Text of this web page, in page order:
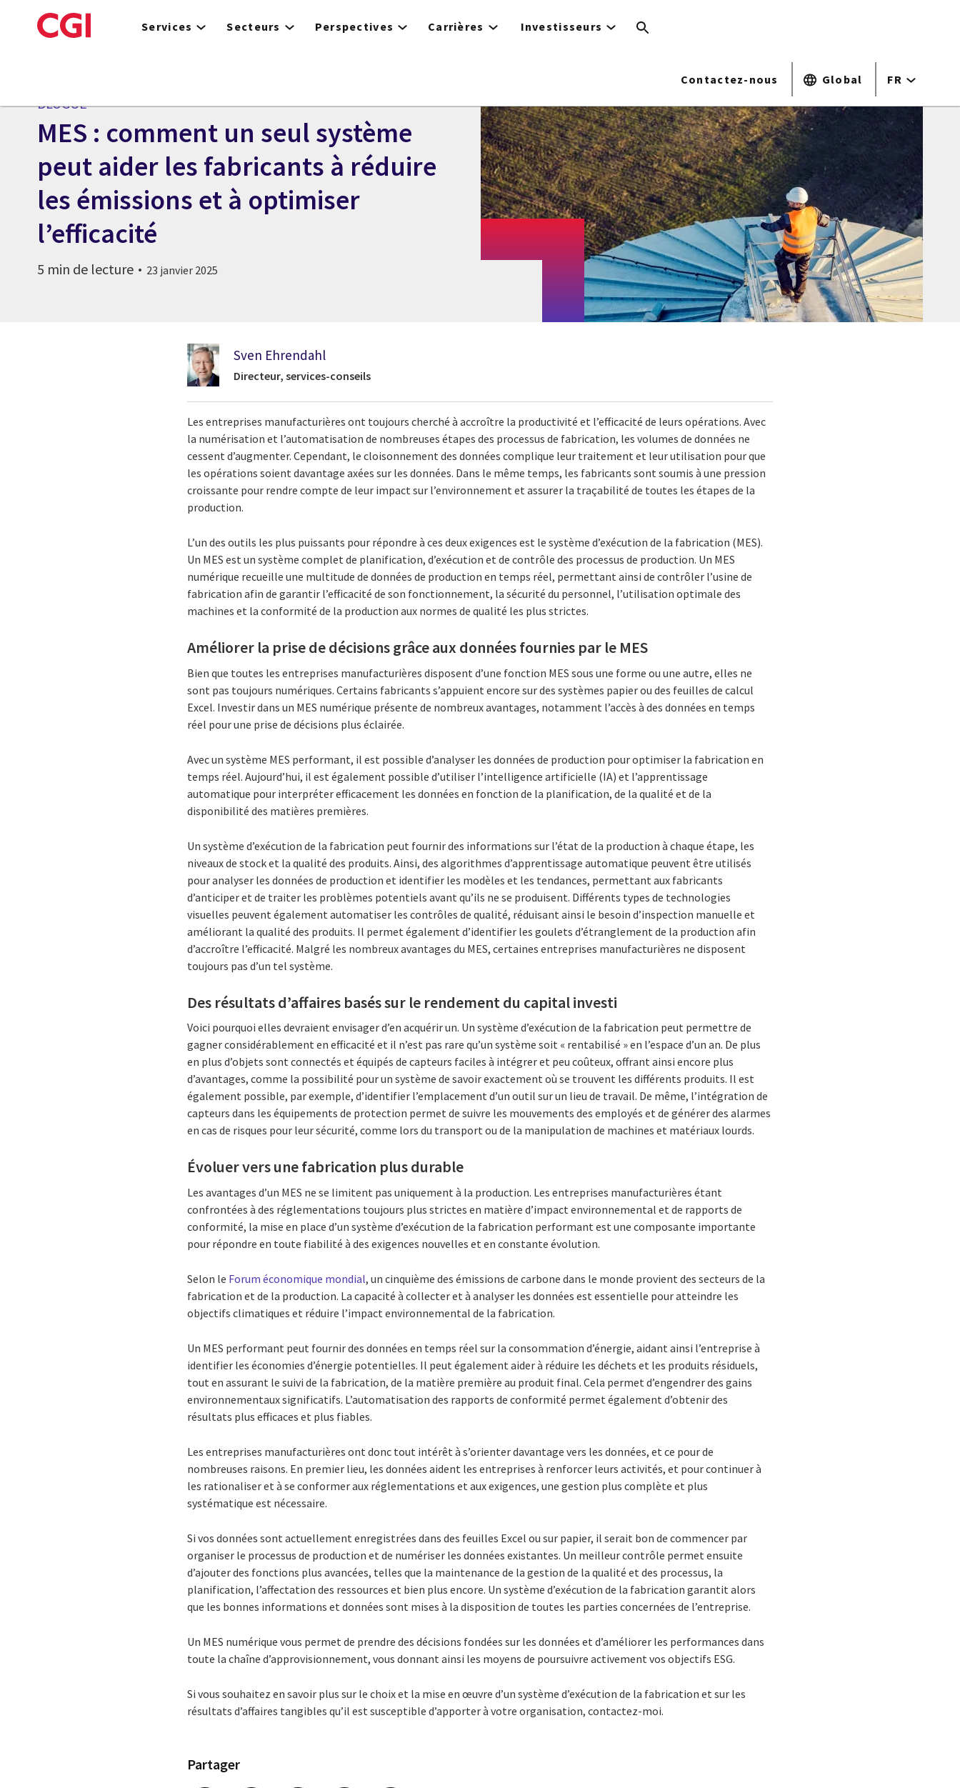
to
Services Secteurs Perspectives Carrières Investisseurs
Contactez-nous Global FR
BLOGUE
MES : comment un seul système
peut aider les fabricants à réduire
les émissions et à optimiser
l’efficacité
5 min de lecture 23 janvier 2025
Sven Ehrendahl
Directeur, services-conseils
Les entreprises manufacturières ont toujours cherché à accroître la productivité et l’efficacité de leurs opérations. Avec
la numérisation et l’automatisation de nombreuses étapes des processus de fabrication, les volumes de données ne
cessent d’augmenter. Cependant, le cloisonnement des données complique leur traitement et leur utilisation pour que
les opérations soient davantage axées sur les données. Dans le même temps, les fabricants sont soumis à une pression
croissante pour rendre compte de leur impact sur l’environnement et assurer la traçabilité de toutes les étapes de la
production.
L’un des outils les plus puissants pour répondre à ces deux exigences est le système d’exécution de la fabrication (MES).
Un MES est un système complet de planification, d’exécution et de contrôle des processus de production. Un MES
numérique recueille une multitude de données de production en temps réel, permettant ainsi de contrôler l’usine de
fabrication afin de garantir l’efficacité de son fonctionnement, la sécurité du personnel, l’utilisation optimale des
machines et la conformité de la production aux normes de qualité les plus strictes.
Améliorer la prise de décisions grâce aux données fournies par le MES
Bien que toutes les entreprises manufacturières disposent d’une fonction MES sous une forme ou une autre, elles ne
sont pas toujours numériques. Certains fabricants s’appuient encore sur des systèmes papier ou des feuilles de calcul
Excel. Investir dans un MES numérique présente de nombreux avantages, notamment l’accès à des données en temps
réel pour une prise de décisions plus éclairée.
Avec un système MES performant, il est possible d’analyser les données de production pour optimiser la fabrication en
temps réel. Aujourd’hui, il est également possible d’utiliser l’intelligence artificielle (IA) et l’apprentissage
automatique pour interpréter efficacement les données en fonction de la planification, de la qualité et de la
disponibilité des matières premières.
Un système d’exécution de la fabrication peut fournir des informations sur l’état de la production à chaque étape, les
niveaux de stock et la qualité des produits. Ainsi, des algorithmes d’apprentissage automatique peuvent être utilisés
pour analyser les données de production et identifier les modèles et les tendances, permettant aux fabricants
d’anticiper et de traiter les problèmes potentiels avant qu’ils ne se produisent. Différents types de technologies
visuelles peuvent également automatiser les contrôles de qualité, réduisant ainsi le besoin d’inspection manuelle et
améliorant la qualité des produits. Il permet également d’identifier les goulets d’étranglement de la production afin
d’accroître l’efficacité. Malgré les nombreux avantages du MES, certaines entreprises manufacturières ne disposent
toujours pas d’un tel système.
Des résultats d’affaires basés sur le rendement du capital investi
Voici pourquoi elles devraient envisager d’en acquérir un. Un système d’exécution de la fabrication peut permettre de
gagner considérablement en efficacité et il n’est pas rare qu’un système soit « rentabilisé » en l’espace d’un an. De plus
en plus d’objets sont connectés et équipés de capteurs faciles à intégrer et peu coûteux, offrant ainsi encore plus
d’avantages, comme la possibilité pour un système de savoir exactement où se trouvent les différents produits. Il est
également possible, par exemple, d’identifier l’emplacement d’un outil sur un lieu de travail. De même, l’intégration de
capteurs dans les équipements de protection permet de suivre les mouvements des employés et de générer des alarmes
en cas de risques pour leur sécurité, comme lors du transport ou de la manipulation de machines et matériaux lourds.
Évoluer vers une fabrication plus durable
Les avantages d’un MES ne se limitent pas uniquement à la production. Les entreprises manufacturières étant
confrontées à des réglementations toujours plus strictes en matière d’impact environnemental et de rapports de
conformité, la mise en place d’un système d’exécution de la fabrication performant est une composante importante
pour répondre en toute fiabilité à des exigences nouvelles et en constante évolution.
Selon le Forum économique mondial, un cinquième des émissions de carbone dans le monde provient des secteurs de la
fabrication et de la production. La capacité à collecter et à analyser les données est essentielle pour atteindre les
objectifs climatiques et réduire l’impact environnemental de la fabrication.
Un MES performant peut fournir des données en temps réel sur la consommation d’énergie, aidant ainsi l’entreprise à
identifier les économies d’énergie potentielles. Il peut également aider à réduire les déchets et les produits résiduels,
tout en assurant le suivi de la fabrication, de la matière première au produit final. Cela permet d’engendrer des gains
environnementaux significatifs. L’automatisation des rapports de conformité permet également d’obtenir des
résultats plus efficaces et plus fiables.
Les entreprises manufacturières ont donc tout intérêt à s’orienter davantage vers les données, et ce pour de
nombreuses raisons. En premier lieu, les données aident les entreprises à renforcer leurs activités, et pour continuer à
les rationaliser et à se conformer aux réglementations et aux exigences, une gestion plus complète et plus
systématique est nécessaire.
Si vos données sont actuellement enregistrées dans des feuilles Excel ou sur papier, il serait bon de commencer par
organiser le processus de production et de numériser les données existantes. Un meilleur contrôle permet ensuite
d’ajouter des fonctions plus avancées, telles que la maintenance de la gestion de la qualité et des processus, la
planification, l’affectation des ressources et bien plus encore. Un système d’exécution de la fabrication garantit alors
que les bonnes informations et données sont mises à la disposition de toutes les parties concernées de l’entreprise.
Un MES numérique vous permet de prendre des décisions fondées sur les données et d’améliorer les performances dans
toute la chaîne d’approvisionnement, vous donnant ainsi les moyens de poursuivre activement vos objectifs ESG.
Si vous souhaitez en savoir plus sur le choix et la mise en œuvre d’un système d’exécution de la fabrication et sur les
résultats d’affaires tangibles qu’il est susceptible d’apporter à votre organisation, contactez-moi.
Partager